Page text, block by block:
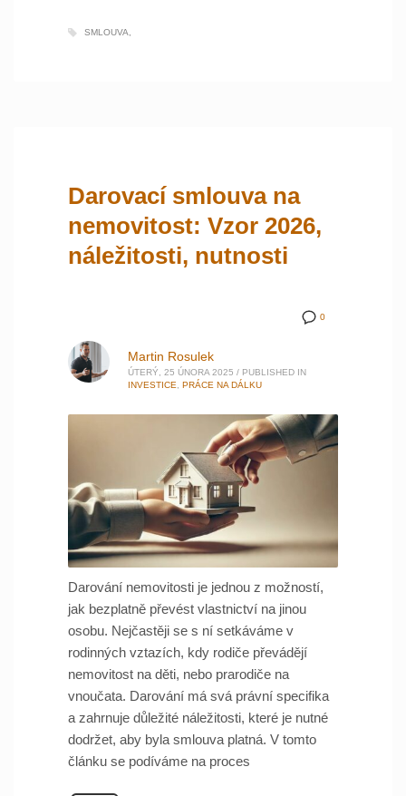
SMLOUVA
Darovací smlouva na
nemovitost: Vzor 2026,
náležitosti, nutnosti
0
Martin Rosulek
ÚTERÝ, 25 ÚNORA 2025 / PUBLISHED IN
INVESTICE, PRÁCE NA DÁLKU
Darování nemovitosti je jednou z možností,
jak bezplatně převést vlastnictví na jinou
osobu. Nejčastěji se s ní setkáváme v
rodinných vztazích, kdy rodiče převádějí
nemovitost na děti, nebo prarodiče na
vnoučata. Darování má svá právní specifika
a zahrnuje důležité náležitosti, které je nutné
dodržet, aby byla smlouva platná. V tomto
článku se podíváme na proces